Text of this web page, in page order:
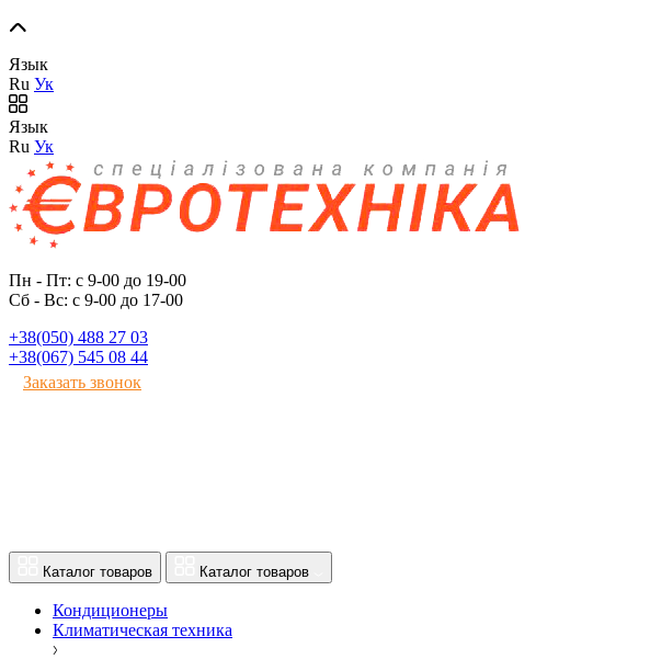
Язык
Ru Ук
Язык
Ru Ук
Пн - Пт: с 9-00 до 19-00
Сб - Вс: с 9-00 до 17-00
+38(050) 488 27 03
+38(067) 545 08 44
Заказать звонок
Каталог товаров Каталог товаров
Кондиционеры
Климатическая техника